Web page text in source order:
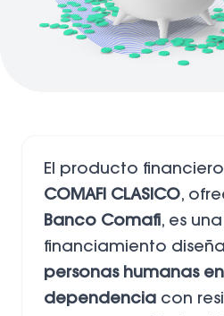
El producto financiero
COMAFI CLASICO,
Banco Comafi, es
financiamiento
personas humanas
dependencia con